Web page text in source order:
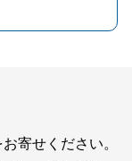
寄せください。